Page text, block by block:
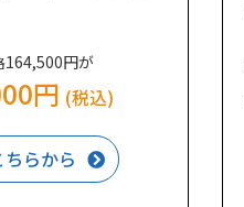
164,500円が
円 (税込)
らから